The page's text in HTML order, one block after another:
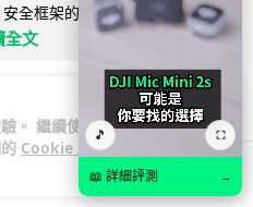
。 繼續使用
Cookie 政
全框架的測試範圍。美國業界
全文
🎵 ⛶
📖 詳細評測 →